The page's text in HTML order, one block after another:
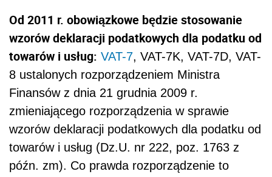
Od 2011 r. obowiązkowe będzie stosowanie
wzorów deklaracji podatkowych dla podatku od
towarów i usług: VAT-7, VAT-7K, VAT-7D, VAT-
8 ustalonych rozporządzeniem Ministra
Finansów z dnia 21 grudnia 2009 r.
zmieniającego rozporządzenia w sprawie
wzorów deklaracji podatkowych dla podatku od
towarów i usług (Dz.U. nr 222, poz. 1763 z
późn. zm). Co prawda rozporządzenie to